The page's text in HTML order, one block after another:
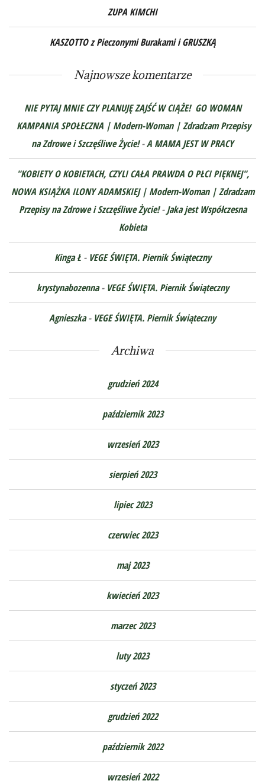
ZUPA KIMCHI
KASZOTTO z Pieczonymi Burakami i GRUSZKĄ
Najnowsze komentarze
NIE PYTAJ MNIE CZY PLANUJĘ ZAJŚĆ W CIĄŻE! GO WOMAN
KAMPANIA SPOŁECZNA | Modern-Woman | Zdradzam Przepisy
na Zdrowe i Szczęśliwe Życie!-A MAMA JEST W PRACY
"KOBIETY O KOBIETACH, CZYLI CAŁA PRAWDA O PŁCI PIĘKNEJ",
NOWA KSIĄŻKA ILONY ADAMSKIEJ | Modern-Woman | Zdradzam
Przepisy na Zdrowe i Szczęśliwe Życie!-Jaka jest Współczesna
Kobieta
Kinga Ł- VEGE ŚWIĘTA. Piernik Świąteczny
krystynabozenna- VEGE ŚWIĘTA. Piernik Świąteczny
Agnieszka- VEGE ŚWIĘTA. Piernik Świąteczny
Archiwa
grudzień 2024
październik 2023
wrzesień 2023
sierpień 2023
lipiec 2023
czerwiec 2023
maj 2023
kwiecień 2023
marzec 2023
luty 2023
styczeń 2023
grudzień 2022
październik 2022
wrzesień 2022